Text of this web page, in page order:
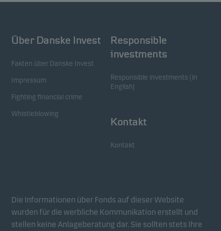
Über Danske Invest
Fakten über Danske Invest
Impressum
Fighting financial crime
Whistleblowing
Responsible
investments
Responsible investments (in
English)
Kontakt
Kontakt
Die Informationen über Fonds auf dieser Website
wurden für die werbliche Kommunikation erstellt und
stellen keine Anlageberatung dar. Sie sollten stets Ihre